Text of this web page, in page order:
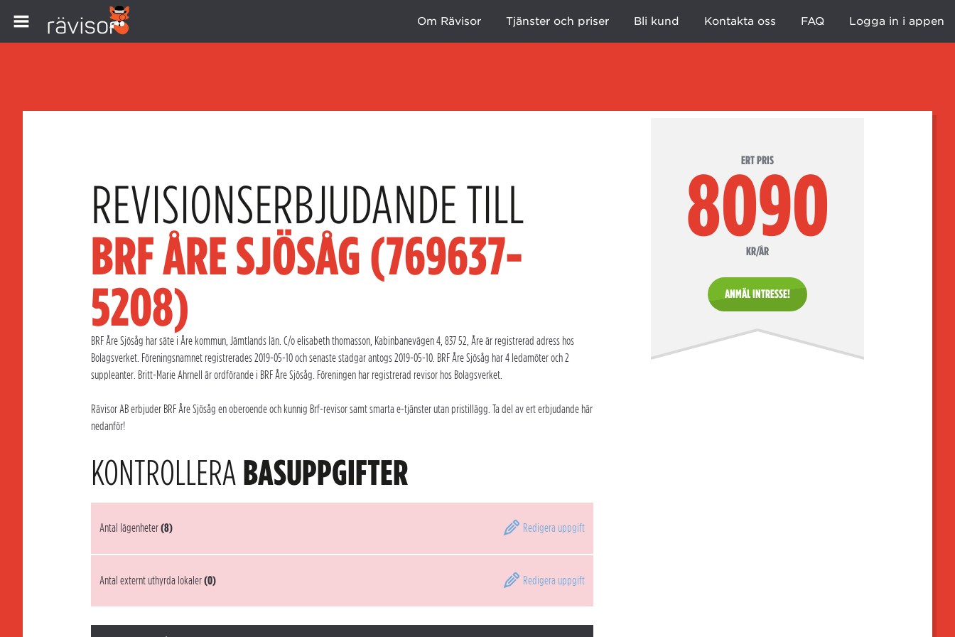
Om Rävisor Tjänster och priser Bli kund Kontakta oss FAQ Logga in i appen
ERT PRIS
8090
KR/ÅR
ANMÄL INTRESSE!
REVISIONSERBJUDANDE TILL
BRF ÅRE SJÖSÅG (769637-
5208)
BRF Åre Sjösåg har säte i Åre kommun, Jämtlands län. C/o elisabeth thomasson, Kabinbanevägen 4, 837 52, Åre är registrerad adress hos
Bolagsverket. Föreningsnamnet registrerades 2019-05-10 och senaste stadgar antogs 2019-05-10. BRF Åre Sjösåg har 4 ledamöter och 2
suppleanter. Britt-Marie Ahrnell är ordförande i BRF Åre Sjösåg. Föreningen har registrerad revisor hos Bolagsverket.
Rävisor AB erbjuder BRF Åre Sjösåg en oberoende och kunnig Brf-revisor samt smarta e-tjänster utan pristillägg. Ta del av ert erbjudande här
nedanför!
KONTROLLERABASUPPGIFTER
Antal lägenheter(8) Redigera uppgift
Antal externt uthyrda lokaler(0) Redigera uppgift